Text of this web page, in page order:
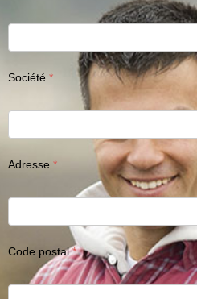
Société
Adresse
Code postal